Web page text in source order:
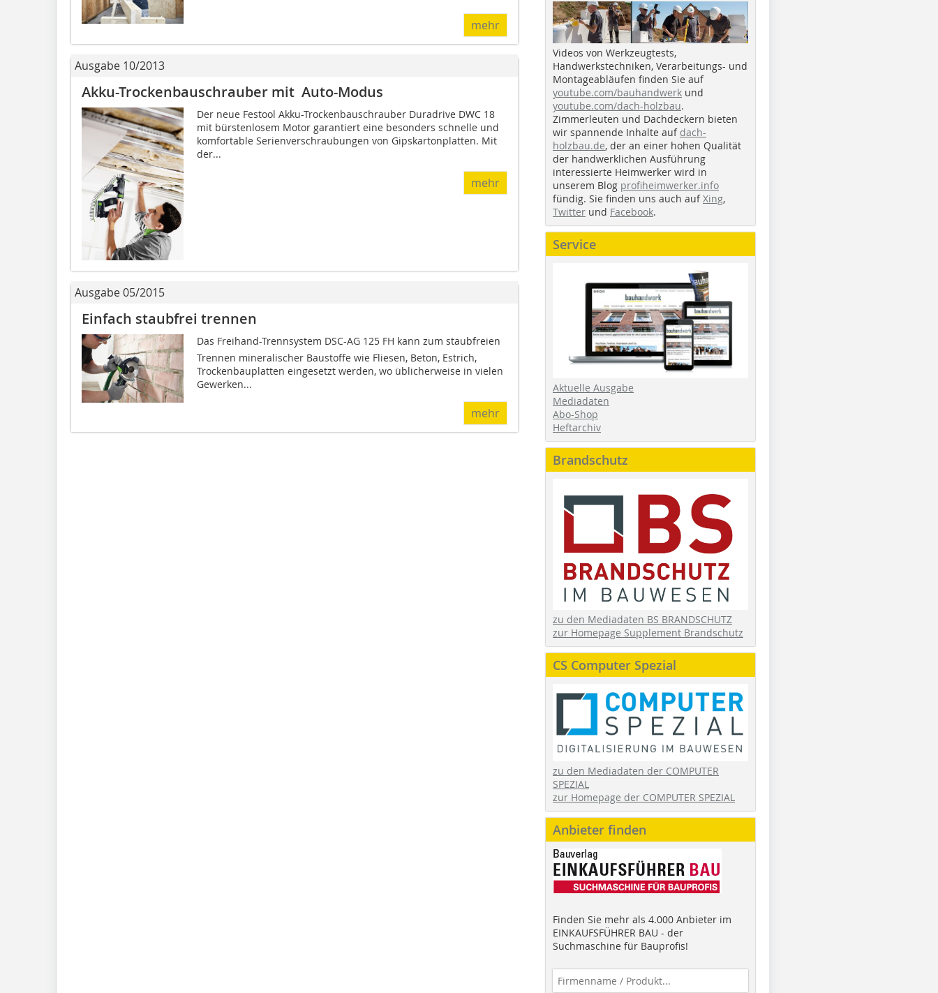
mehr
Ausgabe 10/2013
Akku-Trockenbauschrauber mit Auto-Modus
Der neue Festool Akku-Trockenbauschrauber Duradrive DWC 18
mit bürstenlosem Motor garantiert eine besonders schnelle und
komfortable Serienverschraubungen von Gipskartonplatten. Mit
der...
mehr
Ausgabe 05/2015
Einfach staubfrei trennen
Das Freihand-Trennsystem DSC-AG 125 FH kann zum staubfreien
Trennen mineralischer Baustoffe wie Fliesen, Beton, Estrich,
Trockenbauplatten eingesetzt werden, wo üblicherweise in vielen
Gewerken...
mehr
Videos von Werkzeugtests,
Handwerkstechniken, Verarbeitungs- und
Montageabläufen finden Sie auf
youtube.com/bauhandwerk und
youtube.com/dach-holzbau.
Zimmerleuten und Dachdeckern bieten
wir spannende Inhalte auf dach-
holzbau.de, der an einer hohen Qualität
der handwerklichen Ausführung
interessierte Heimwerker wird in
unserem Blog profiheimwerker.info
fündig. Sie finden uns auch aufXing,
Twitter und Facebook.
Service
Aktuelle Ausgabe
Mediadaten
Abo-Shop
Heftarchiv
Brandschutz
zu den Mediadaten BS BRANDSCHUTZ
zur Homepage Supplement Brandschutz
CS Computer Spezial
zu den Mediadaten der COMPUTER
SPEZIAL
zur Homepage der COMPUTER SPEZIAL
Anbieter finden
Finden Sie mehr als 4.000 Anbieter im
EINKAUFSFÜHRER BAU - der
Suchmaschine für Bauprofis!